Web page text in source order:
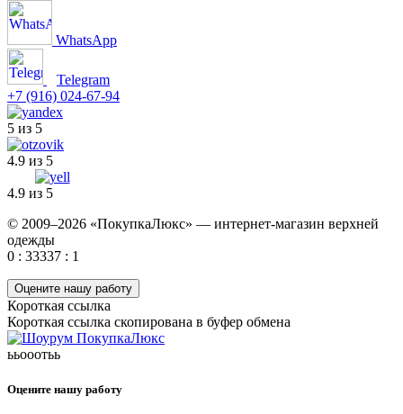
WhatsApp
Telegram
+7 (916) 024-67-94
5 из 5
4.9 из 5
4.9 из 5
© 2009–2026 «ПокупкаЛюкс» — интернет-магазин верхней
одежды
0 : 33337 : 1
Оцените нашу работу
Короткая ссылка
Короткая ссылка скопирована в буфер обмена
ььооотьь
Оцените нашу работу